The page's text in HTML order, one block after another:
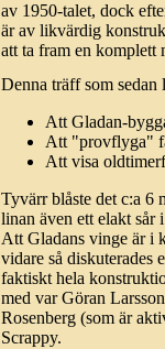
av 1950-talet, dock
är av likvärdig
att ta fram en komplett
Denna träff som
Att Gladan-
Att "provflyga"
Att visa
Tyvärr blåste det c:a 6
linan även ett elakt sår
Att Gladans vinge är i
vidare så diskuterades
faktiskt hela
med var Göran
Rosenberg (som är
Scrappy.